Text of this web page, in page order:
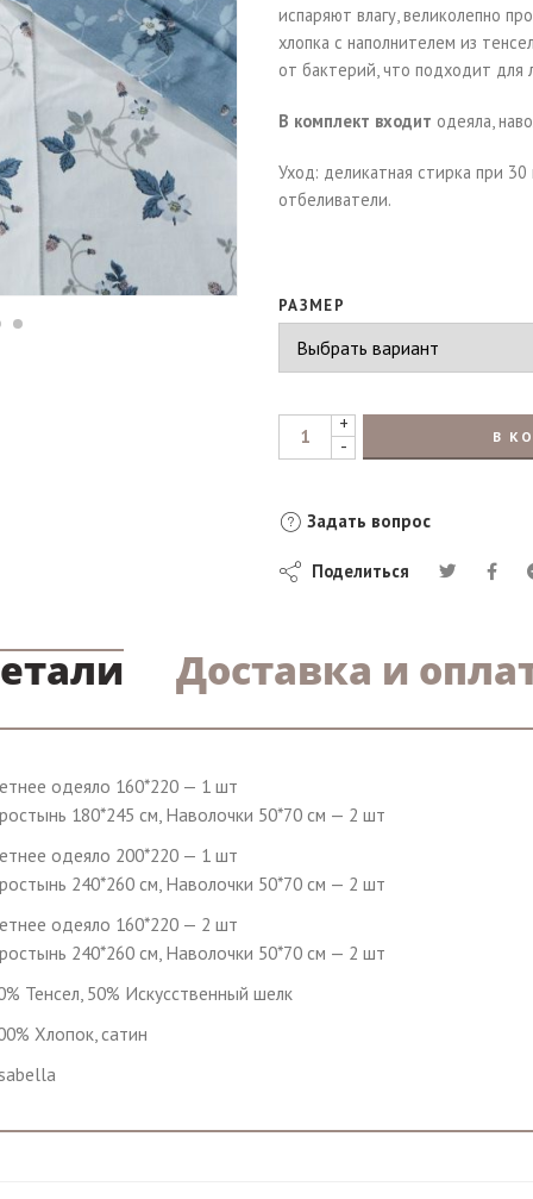
испаряют влагу, великолепно
хлопка с наполнителем из
от бактерий, что подходит для
В комплект входит одеяла,
Уход: деликатная стирка при
отбеливатели.
РАЗМЕР
+
-
В
Задать вопрос
Поделиться
Доставка и
одеяло 160*220 — 1 шт
180*245 см, Наволочки 50*70 см — 2 шт
одеяло 200*220 — 1 шт
240*260 см, Наволочки 50*70 см — 2 шт
одеяло 160*220 — 2 шт
240*260 см, Наволочки 50*70 см — 2 шт
Тенсел, 50% Искусственный шелк
Хлопок, сатин